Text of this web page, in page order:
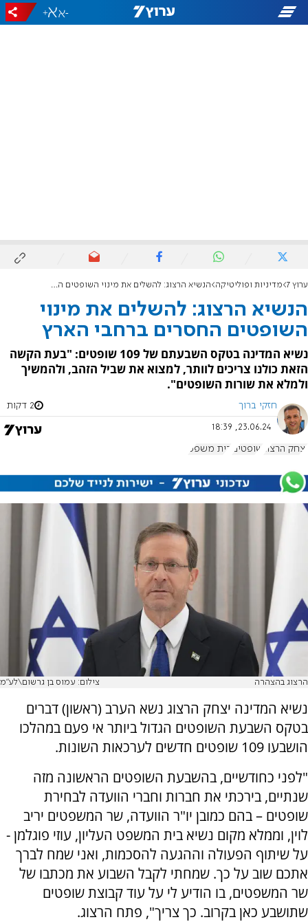
-
+
ערוץ 7 מדיניות ופוליטיקה הנשיא הרצוג: להשלים את מינוי השופטים החסרים ברחבי הארץ
הנשיא הרצוג: להשלים את מינוי
השופטים החסרים ברחבי הארץ
נשיא המדינה בטקס השבעתם של 109 שופטים: "בעת הקשה
הזאת כולנו צריכים לוותר, למצוא את שביל הזהב, ולהמשיך
ולמלא את שורות השופטים".
חזקי ברוך 2 דקות
23.06.24, 18:39
יצחק הרצוג שופטים בית משפט
הרצוג בהצהרה צילום: עמוס בן גרשום\לע"מ
נשיא המדינה יצחק הרצוג נשא הערב (ראשון) דברים
בטקס השבעת השופטים הגדול ביותר אי פעם במהלכו
הושבעו 109 שופטים חדשים לערכאות השונות.
"לפני כחודשיים, בהשבעת השופטים הראשונה מזה
שנתיים, בירכתי את חברות וחברי הוועדה לבחירת
שופטים – בהם כמובן יו"ר הוועדה, שר המשפטים יריב
לוין, וממלא מקום נשיא בית המשפט העליון, עוזי פוגלמן -
על שיתוף הפעולה וההגעה להסכמות, ואני שמח לברך
אתכם שוב על כך. שמחתי לקבל השבוע את מכתבו של
שר המשפטים, בו הודיע לי על עוד קבוצת שופטים
שתושבע כאן בקרוב. כך צריך", פתח הרצוג.